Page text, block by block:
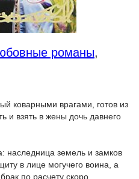
романы,
коварными врагами, готов из
и взять в жены дочь давнего
наследница земель и замков
в лице могучего воина, а
по расчету скоро